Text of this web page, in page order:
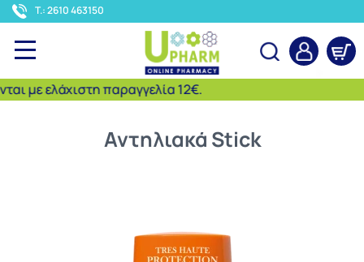
T.: 2610 463150
παραγγελία 12€.
Αναζήτηση
Αντηλιακά Stick